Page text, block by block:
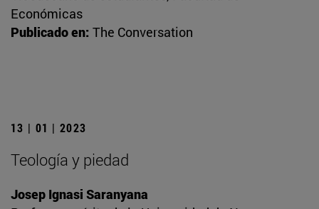
Económicas
Publicado en: The Conversation
13 | 01 | 2023
Teología y piedad
Josep Ignasi Saranyana